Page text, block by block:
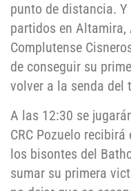
punto de distancia.
partidos en Altamira,
Complutense
de conseguir su
volver a la senda del
A las 12:30 se
CRC Pozuelo
los bisontes del
sumar su primera